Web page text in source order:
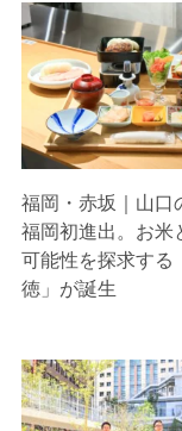
福岡・赤坂｜山口
福岡初進出。お米
可能性を探求する
徳」が誕生